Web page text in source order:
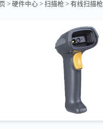
> 硬件中心 > 扫描枪 > 有线扫描枪